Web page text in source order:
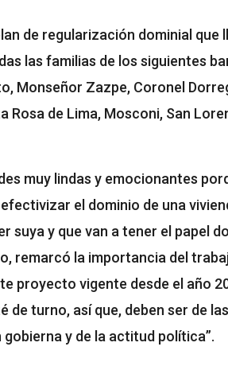
de regularización dominial
las familias de los siguientes
Monseñor Zazpe, Coronel
Rosa de Lima, Mosconi, San
muy lindas y emocionantes
el dominio de una
suya y que van a tener el papel
remarcó la importancia del
proyecto vigente desde el año
de turno, así que, deben ser de
gobierna y de la actitud política”.